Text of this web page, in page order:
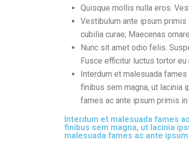
Quisque mollis nulla eros.
Vestibulum ante ipsum
cubilia curae; Maecenas
Nunc sit amet odio felis.
Fusce efficitur luctus tortor eu
Interdum et malesuada
finibus sem magna, ut lacinia
fames ac ante ipsum primis
Interdum et malesuada fames
finibus sem magna, ut lacinia
malesuada fames ac ante